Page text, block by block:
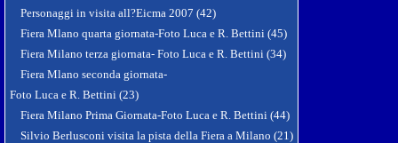
Personaggi in visita all?Eicma 2007 (42)
Fiera Mlano quarta giornata-Foto Luca e R. Bettini (45)
Fiera Milano terza giornata- Foto Luca e R. Bettini (34)
Fiera Mlano seconda giornata-
Foto Luca e R. Bettini (23)
Fiera Milano Prima Giornata-Foto Luca e R. Bettini (44)
Silvio Berlusconi visita la pista della Fiera a Milano (21)